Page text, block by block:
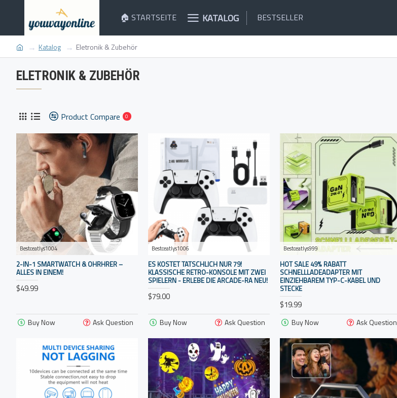
🏠 STARTSEITE KATALOG BESTSELLER
Katalog Eletronik & Zubehör
ELETRONIK & ZUBEHÖR
Product Compare 0
Bestceatlys1004
2-IN-1 SMARTWATCH & OHRHRER –
ALLES IN EINEM!
$49.99
Buy Now Ask Question
Bestceatlys1006
ES KOSTET TATSCHLICH NUR 79!
KLASSISCHE RETRO-KONSOLE MIT ZWEI
SPIELERN - ERLEBE DIE ARCADE-RA NEU!
$79.00
Buy Now Ask Question
Bestceatlys999
HOT SALE 49% RABATT
SCHNELLLADEADAPTER MIT
EINZIEHBAREM TYP-C-KABEL UND
STECKE
$19.99
Buy Now Ask Question